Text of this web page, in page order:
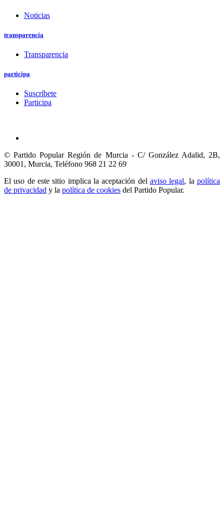
Noticias
transparencia
Transparencia
participa
Suscríbete
Participa
© Partido Popular Región de Murcia - C/ González Adalid, 2B,
30001, Murcia, Teléfono 968 21 22 69
El uso de este sitio implica la aceptación del aviso legal, lapolítica
de privacidad y la política de cookies del Partido Popular.